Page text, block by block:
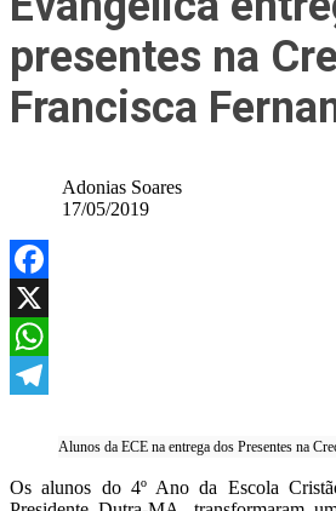
presentes na
Francisca
Adonias Soares
17/05/2019
Facebook
X
WhatsApp
Alunos da ECE na entrega dos Presentes na
Os alunos do 4º Ano da Escola